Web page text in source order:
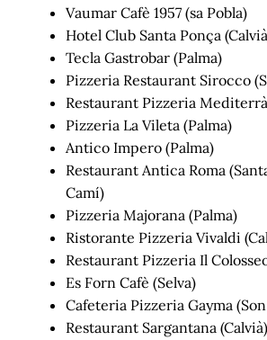
Vaumar Cafè 1957 (sa Pobla)
Hotel Club Santa Ponça
Tecla Gastrobar (Palma)
Pizzeria Restaurant Sirocco
Restaurant Pizzeria
Pizzeria La Vileta (Palma)
Antico Impero (Palma)
Restaurant Antica Roma
Camí)
Pizzeria Majorana (Palma)
Ristorante Pizzeria Vivaldi
Restaurant Pizzeria Il
Es Forn Cafè (Selva)
Cafeteria Pizzeria Gayma
Restaurant Sargantana (Calvià)